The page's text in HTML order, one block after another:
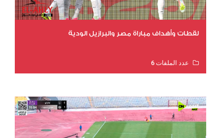
لقطات وأهداف مباراة مصر والبرازيل الودية
عدد الملفات 6